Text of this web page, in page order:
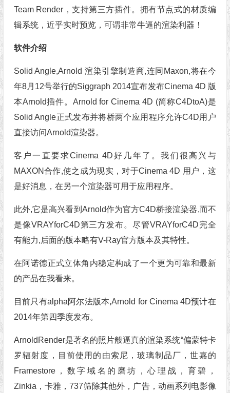
Team Render，支持第三方插件。拥有节点式的材质编
辑系统，近乎实时预览，可谓非常牛逼的渲染利器！
软件介绍
Solid Angle,Arnold 渲染引擎制造商,连同Maxon,将在今
年8月12号举行的Siggraph 2014宣布发布Cinema 4D 版
本Arnold插件。Arnold for Cinema 4D (简称C4DtoA)是
Solid Angle正式发布并将桥两个应用程序允许C4D用户
直接访问Arnold渲染器。
客户一直要求Cinema 4D好几年了。我们很高兴与
MAXON合作,使之成为现实，对于Cinema 4D 用户，这
是好消息，在另一个渲染器可用于应用程序。
此外,它是高兴看到Arnold作为官方C4D桥接渲染器,而不
是像VRAYforC4D第三方发布。尽管VRAYforC4D完全
有能力,后面的版本略有V-Ray官方版本及其特性。
在阿诺德正式立体角内稳定构成了一个更为可靠和最新
的产品在我看来。
目前只有alpha阿尔法版本,Arnold for Cinema 4D预计在
2014年第四季度发布。
ArnoldRender是著名的照片般逼真的渲染系统“偏蒙特卡
罗辐射度，目前使用的由索尼，玻璃制品厂，世嘉的
Framestore，数字域名的磨坊，心理战，育碧，
Zinkia，卡雅，737筛除其他外，广告，动画系列电影像